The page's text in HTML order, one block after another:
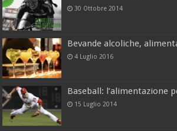
30 Ottobre 2014
Bevande alcoliche,
4 Luglio 2016
Baseball: l’alimentazione
15 Luglio 2014